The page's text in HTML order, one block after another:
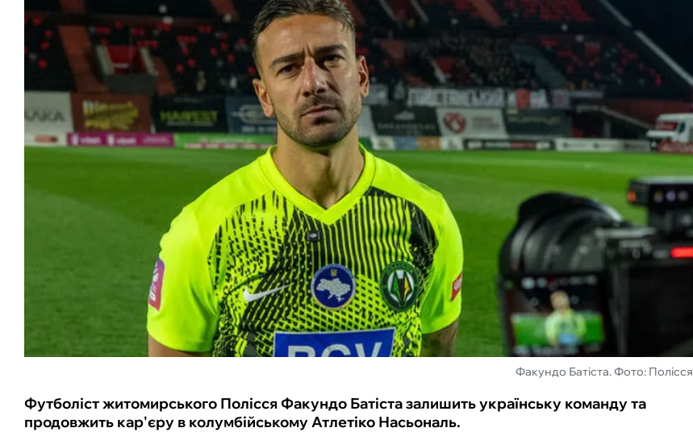
Факундо Батіста. Фото: Полісся
Футболіст житомирського Полісся Факундо Батіста залишить українську команду та
продовжить кар'єру в колумбійському Атлетіко Насьональ.